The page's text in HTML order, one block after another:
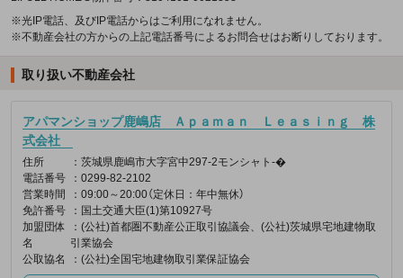
※光IP電話、及びIP電話からはご利用になれません。
※不動産会社の方からの上記電話番号によるお問合せはお断りしております。
取り扱い不動産会社
アパマンショップ鹿嶋店 Ａｐａｍａｎ Ｌｅａｓｉｎｇ 株
式会社
住所
：茨城県鹿嶋市大字宮中297-2モンシャト-�
電話番号
：0299-82-2102
営業時間
：09:00～20:00（定休日：年中無休）
免許番号
：国土交通大臣(1)第10927号
加盟団体
名
：(公社)首都圏不動産公正取引協議会、(公社)茨城県宅地建物取
引業協会
公取協名
：(公社)全国宅地建物取引業保証協会